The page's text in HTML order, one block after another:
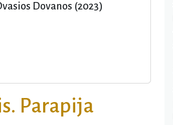
Dovanos (2023)
Parapija